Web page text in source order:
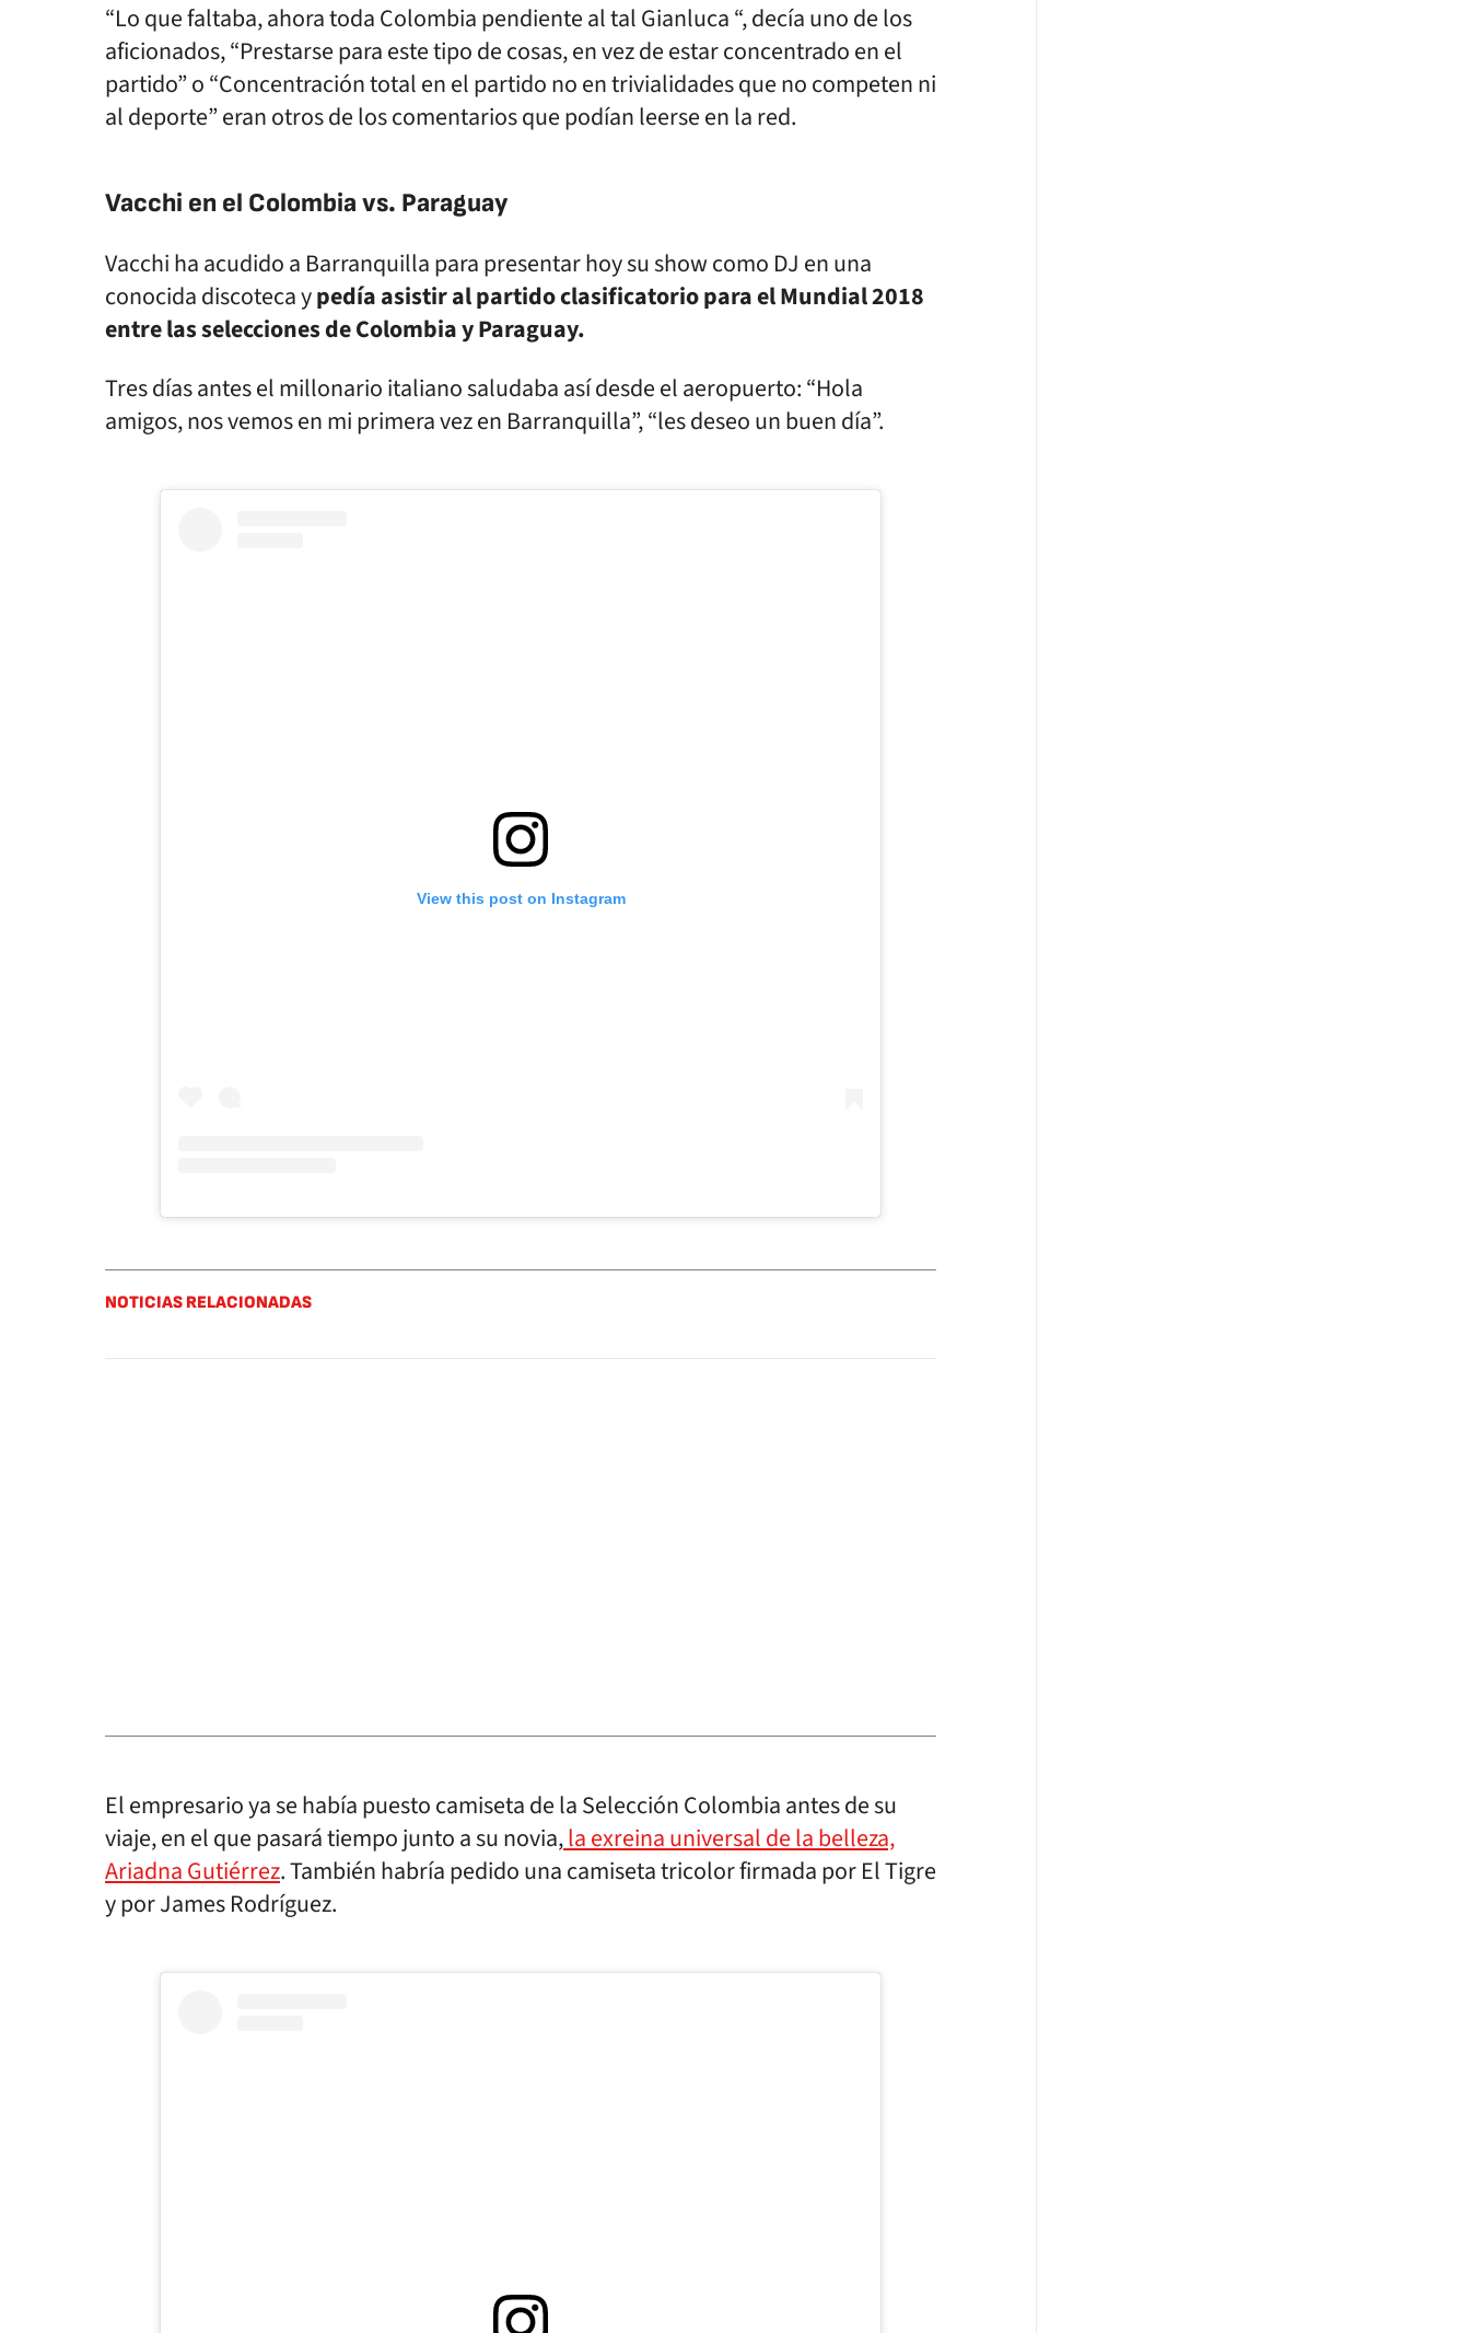
“Lo que faltaba, ahora toda Colombia pendiente al tal Gianluca “, decía uno de los
aficionados, “Prestarse para este tipo de cosas, en vez de estar concentrado en el
partido” o “Concentración total en el partido no en trivialidades que no competen ni
al deporte” eran otros de los comentarios que podían leerse en la red.
Vacchi en el Colombia vs. Paraguay
Vacchi ha acudido a Barranquilla para presentar hoy su show como DJ en una
conocida discoteca ypedía asistir al partido clasificatorio para el Mundial 2018
entre las selecciones de Colombia y Paraguay.
Tres días antes el millonario italiano saludaba así desde el aeropuerto: “Hola
amigos, nos vemos en mi primera vez en Barranquilla”, “les deseo un buen día”.
View this post on Instagram
NOTICIAS RELACIONADAS
El empresario ya se había puesto camiseta de la Selección Colombia antes de su
viaje, en el que pasará tiempo junto a su novia,la exreina universal de la belleza,
Ariadna Gutiérrez. También habría pedido una camiseta tricolor firmada por El Tigre
y por James Rodríguez.